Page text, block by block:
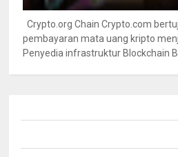
Crypto.org Chain Crypto.com
pembayaran mata uang kripto
Penyedia infrastruktur Blockchain